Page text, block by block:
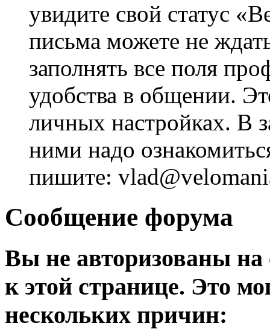
увидите свой статус
письма можете не
заполнять все поля
удобства в общении.
личных настройках. В
ними надо
пишите:
Сообщение форума
Вы не авторизованы на
к этой странице. Это
нескольких причин: